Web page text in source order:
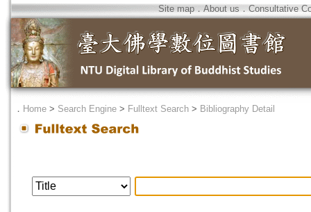
Site map．About us ． Consultative
． Home > Search Engine > Fulltext Search > Bibliography Detail